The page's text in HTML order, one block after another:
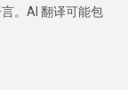
。AI 翻译可能包